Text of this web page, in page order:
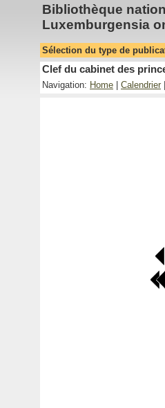
Bibliothèque
Luxemburgensia
Sélection du type de
Clef du cabinet des
Navigation: Home Calendrier